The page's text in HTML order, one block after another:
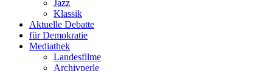
Jazz
Klassik
Aktuelle Debatte
für Demokratie
Mediathek
Landesfilme
Archivperle